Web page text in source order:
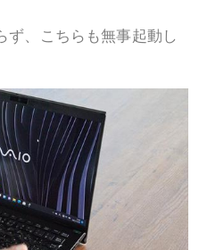
ず、こちらも無事起動し